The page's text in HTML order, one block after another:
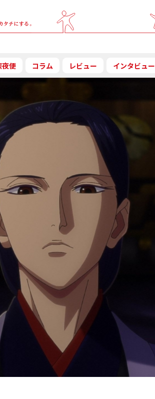
夜便 コラム レビュー インタビュー